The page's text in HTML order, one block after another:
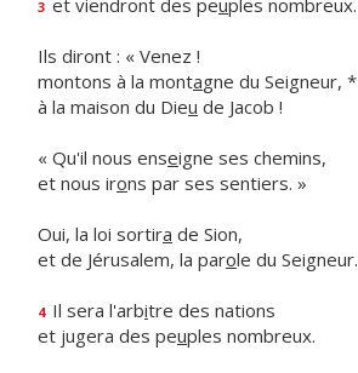
3 et viendront des peuples nombreux.
Ils diront : « Venez !
montons à la montagne du Seigneur, *
à la maison du Dieu de Jacob !
« Qu'il nous enseigne ses chemins,
et nous irons par ses sentiers. »
Oui, la loi sortira de Sion,
et de Jérusalem, la parole du Seigneur.
4 Il sera l'arbitre des nations
et jugera des peuples nombreux.